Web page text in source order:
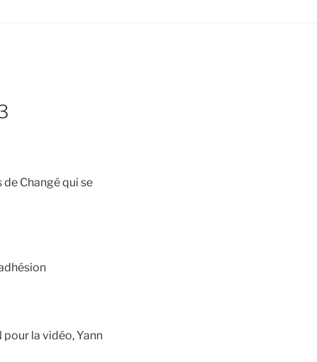
Changé qui se
la vidéo, Yann